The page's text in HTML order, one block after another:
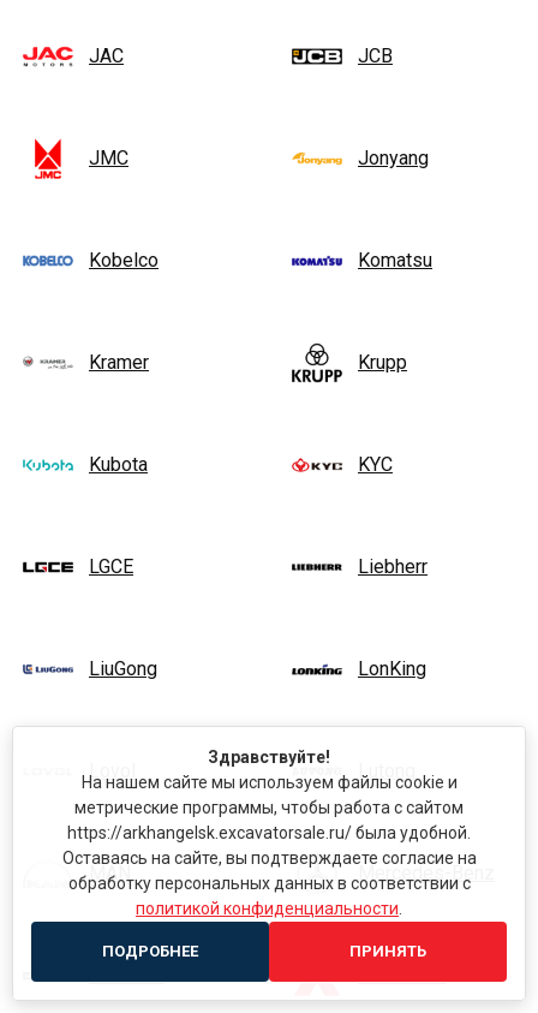
JAC JCB
JMC Jonyang
Kobelco Komatsu
Kramer Krupp
Kubota KYC
LGCE Liebherr
LiuGong LonKing
Lovol Lutong
MAN
Здравствуйте!
На нашем сайте мы используем файлы cookie и
метрические программы, чтобы работа с сайтом
https://arkhangelsk.excavatorsale.ru/ была удобной.
Оставаясь на сайте, вы подтверждаете согласие на
обработку персональных данных в соответствии с
политикой конфиденциальности
ПОДРОБНЕЕ ПРИНЯТЬ